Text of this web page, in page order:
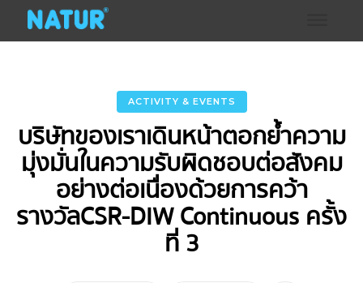
ACTIVITY & EVENTS
บริษัทของเราเดินหน้าตอกย้ำความ
มุ่งมั่นในความรับผิดชอบต่อสังคม
อย่างต่อเนื่อง ด้วยการคว้า
รางวัล CSR-DIW Continuous ครั้ง
ที่ 3